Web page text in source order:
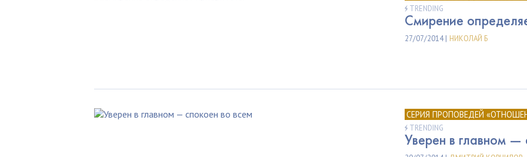
TRENDING
Смирение
27/07/2014 | НИКОЛАЙ Б
СЕРИЯ ПРОПОВЕДЕЙ
TRENDING
Уверен в главном —